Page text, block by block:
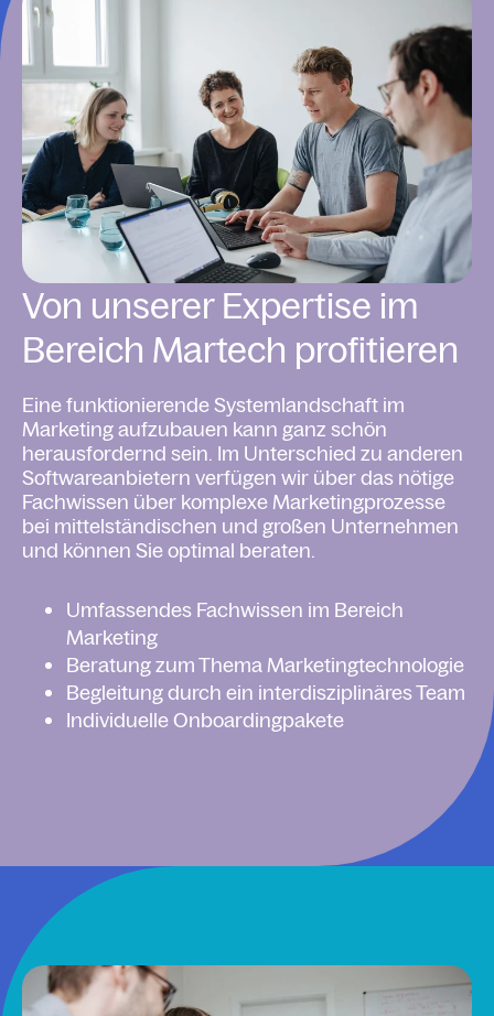
Von unserer Expertise im
Bereich Martech profitieren
Eine funktionierende Systemlandschaft im
Marketing aufzubauen kann ganz schön
herausfordernd sein. Im Unterschied zu anderen
Softwareanbietern verfügen wir über das nötige
Fachwissen über komplexe Marketingprozesse
bei mittelständischen und großen Unternehmen
und können Sie optimal beraten.
Umfassendes Fachwissen im Bereich
Marketing
Beratung zum Thema Marketingtechnologie
Begleitung durch ein interdisziplinäres Team
Individuelle Onboardingpakete